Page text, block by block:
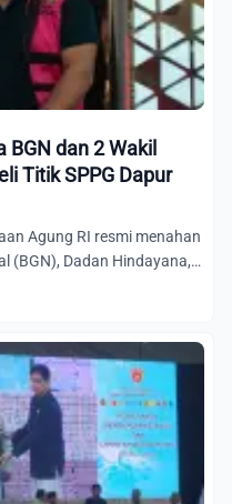
BGN dan 2 Wakil
Titik SPPG Dapur
Agung RI resmi menahan
(BGN), Dadan Hindayana,